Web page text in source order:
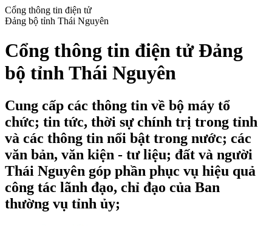
Cổng thông tin điện tử
Đảng bộ tỉnh Thái Nguyên
Cổng thông tin điện tử Đảng
bộ tỉnh Thái Nguyên
Cung cấp các thông tin về bộ máy tổ
chức; tin tức, thời sự chính trị trong tỉnh
và các thông tin nổi bật trong nước; các
văn bản, văn kiện - tư liệu; đất và người
Thái Nguyên góp phần phục vụ hiệu quả
công tác lãnh đạo, chỉ đạo của Ban
thường vụ tỉnh ủy;